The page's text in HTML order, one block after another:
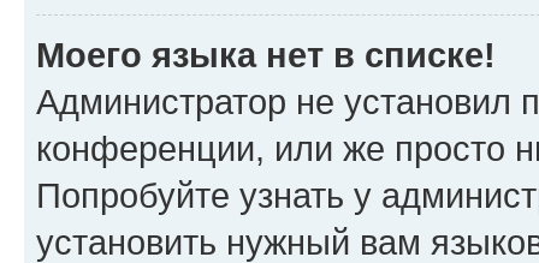
Моего языка нет в списке!
Администратор не установил
конференции, или же просто
Попробуйте узнать у
установить нужный вам